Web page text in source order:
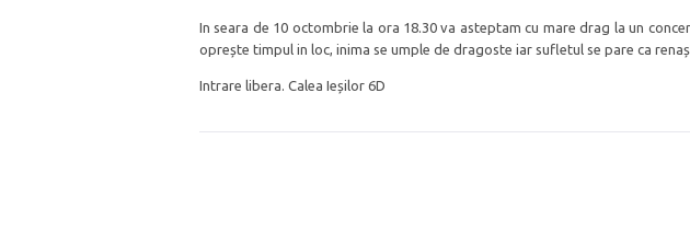
In seara de 10 octombrie la ora 18.30 va asteptam cu mare drag la un
oprește timpul in loc, inima se umple de dragoste iar sufletul se pare ca
Intrare libera. Calea Ieșilor 6D